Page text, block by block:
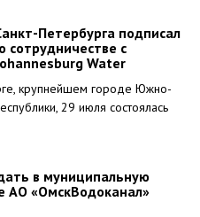
Петербурга подписал
сотрудничестве с
Water
крупнейшем городе Южно-
29 июля состоялась
в муниципальную
АО «ОмскВодоканал»